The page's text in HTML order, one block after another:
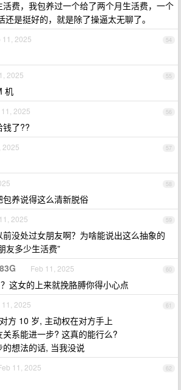
费，我包养过一个给了两个月生活费，一个
是挺好的，就是除了操逼太无聊了。
54
11, 2025
55
2025
机
56
2025
钱了??
57
2025
58
养说得这么清新脱俗
59
2025
没处过女朋友啊？为啥能说出这么抽象的
友多少生活费”
60
Feb 11, 2025
这女的上来就挽胳膊你得小心点
61
11, 2025
方 10 岁, 主动权在对方手上
系能进一步? 这真的能行么?
想法的话, 当我没说
62
11, 2025